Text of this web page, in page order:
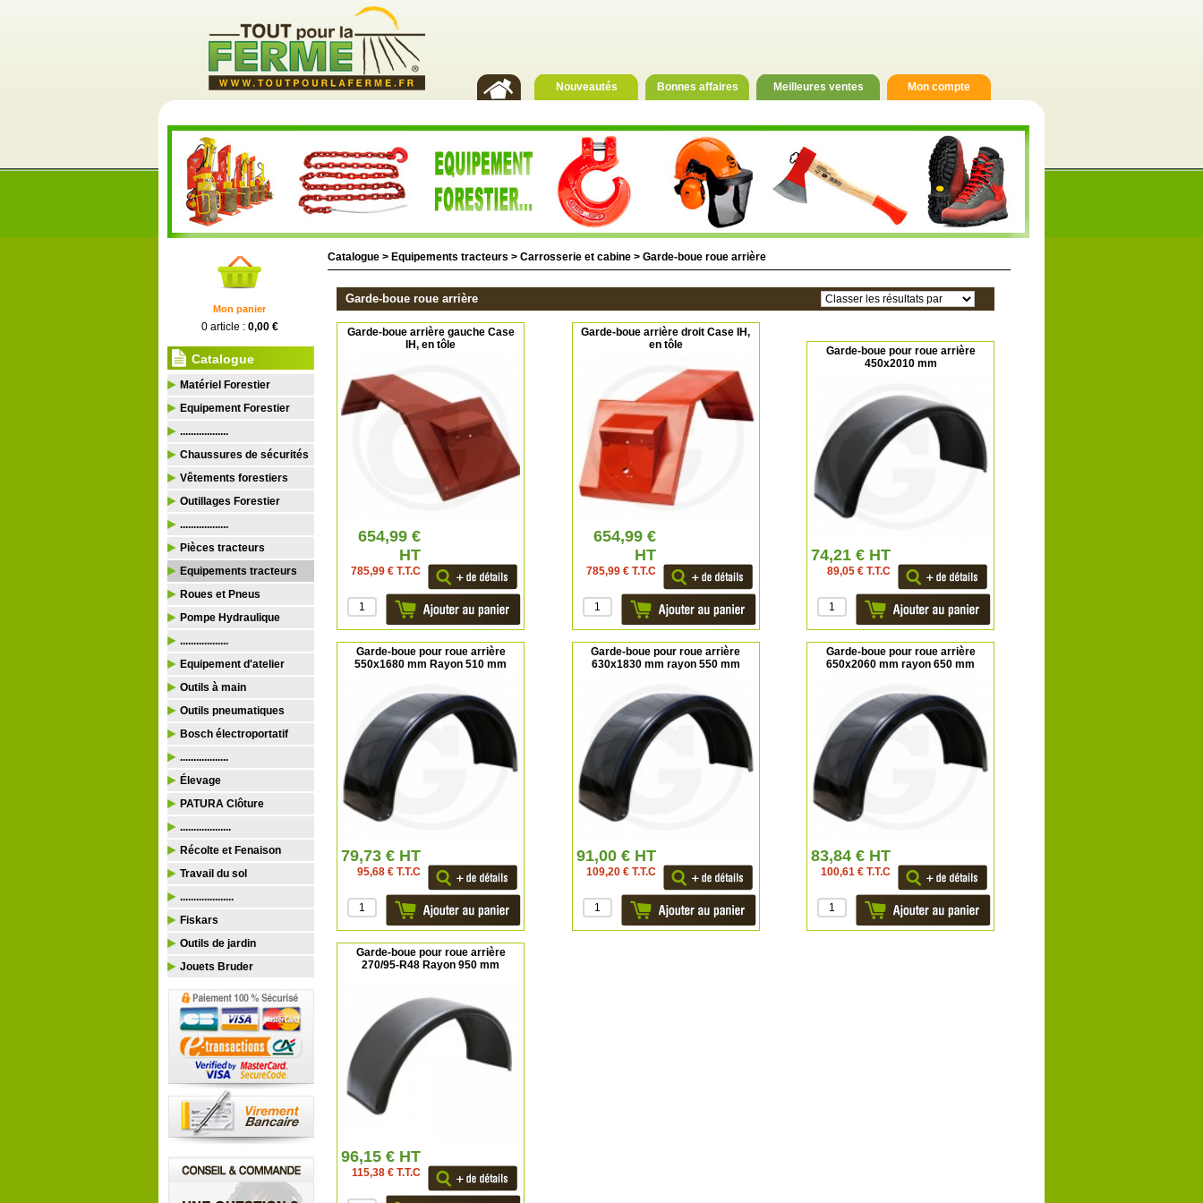
Nouveautés Bonnes affaires Meilleures ventes Mon compte
Mon panier
0 article : 0,00 €
Catalogue
Matériel Forestier
Equipement Forestier
..................
Chaussures de sécurités
Vêtements forestiers
Outillages Forestier
..................
Pièces tracteurs
Equipements tracteurs
Roues et Pneus
Pompe Hydraulique
..................
Equipement d'atelier
Outils à main
Outils pneumatiques
Bosch électroportatif
..................
Élevage
PATURA Clôture
...................
Récolte et Fenaison
Travail du sol
....................
Fiskars
Outils de jardin
Jouets Bruder
Catalogue > Equipements tracteurs > Carrosserie et cabine > Garde-boue roue arrière
Garde-boue roue arrière
Garde-boue arrière gauche Case
IH, en tôle
654,99 €
HT
785,99 € T.T.C
Garde-boue arrière droit Case IH,
en tôle
654,99 €
HT
785,99 € T.T.C
Garde-boue pour roue arrière
450x2010 mm
74,21 € HT
89,05 € T.T.C
Garde-boue pour roue arrière
550x1680 mm Rayon 510 mm
79,73 € HT
95,68 € T.T.C
Garde-boue pour roue arrière
630x1830 mm rayon 550 mm
91,00 € HT
109,20 € T.T.C
Garde-boue pour roue arrière
650x2060 mm rayon 650 mm
83,84 € HT
100,61 € T.T.C
Garde-boue pour roue arrière
270/95-R48 Rayon 950 mm
96,15 € HT
115,38 € T.T.C